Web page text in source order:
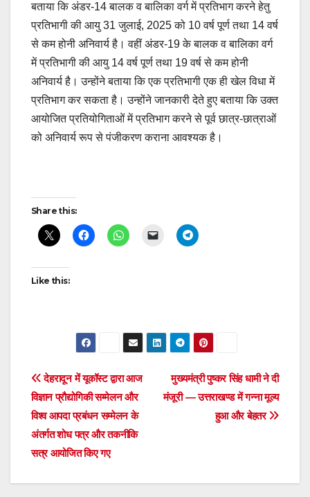
बताया कि अंडर-14 बालक व बालिका वर्ग में प्रतिभाग करने हेतु
प्रतिभागी की आयु 31 जुलाई, 2025 को 10 वर्ष पूर्ण तथा 14 वर्ष
से कम होनी अनिवार्य है। वहीं अंडर-19 के बालक व बालिका वर्ग
में प्रतिभागी की आयु 14 वर्ष पूर्ण तथा 19 वर्ष से कम होनी
अनिवार्य है। उन्होंने बताया कि एक प्रतिभागी एक ही खेल विधा में
प्रतिभाग कर सकता है। उन्होंने जानकारी देते हुए बताया कि उक्त
आयोजित प्रतियोगिताओं में प्रतिभाग करने से पूर्व छात्र-छात्राओं
को अनिवार्य रूप से पंजीकरण कराना आवश्यक है।
Post
navigation
Share this:
Like this:
Post
navigation
मुख्यमंत्री पुष्कर सिंह धामी ने दी
मंजूरी — उत्तराखण्ड में गन्ना मूल्य
हुआ और बेहतर
देहरादून में यूकॉस्ट द्वारा आज
विज्ञान प्रौद्योगिकी सम्मेलन और
विश्व आपदा प्रबंधन सम्मेलन के
अंतर्गत शोध पत्र और तकनीकि
सत्र आयोजित किए गए